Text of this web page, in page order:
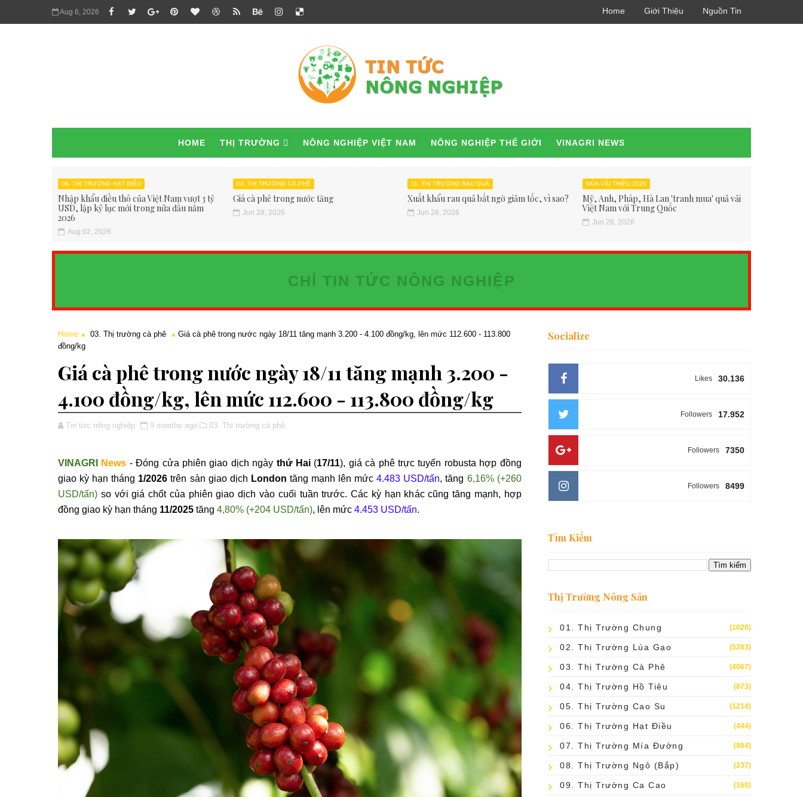
Aug 6, 2026 Home Giới Thiệu Nguồn Tin
HOME THỊ TRƯỜNG NÔNG NGHIỆP VIỆT NAM NÔNG NGHIỆP THẾ GIỚI VINAGRI NEWS
06. THỊ TRƯỜNG HẠT ĐIỀU
Nhập khẩu điều thô của Việt Nam vượt 3 tỷ
USD, lập kỷ lục mới trong nửa đầu năm
2026
Aug 02, 2026
03. THỊ TRƯỜNG CÀ PHÊ
Giá cà phê trong nước tăng
Jun 28, 2026
11. THỊ TRƯỜNG RAU QUẢ
Xuất khẩu rau quả bất ngờ giảm tốc, vì sao?
Jun 28, 2026
MÙA VẢI THIỀU 2026
Mỹ, Anh, Pháp, Hà Lan 'tranh mua' quả vải
Việt Nam với Trung Quốc
Jun 28, 2026
CHỈ TIN TỨC NÔNG NGHIỆP
Home 03. Thị trường cà phê
Giá cà phê trong nước ngày 18/11 tăng mạnh 3.200 - 4.100 đồng/kg, lên mức 112.600 - 113.800
đồng/kg
Giá cà phê trong nước ngày 18/11 tăng mạnh 3.200 -
4.100 đồng/kg, lên mức 112.600 - 113.800 đồng/kg
Tin tức nông nghiệp 9 months ago 03. Thị trường cà phê,
VINAGRI News -Đóng cửa phiên giao dịch ngày thứ Hai (17/11), giá cà phê trực tuyến robusta hợp đồng
giao kỳ hạn tháng 1/2026 trên sàn giao dịch London tăng mạnh lên mức 4.483 USD/tấn, tăng 6,16% (+260
USD/tấn) so với giá chốt của phiên giao dịch vào cuối tuần trước. Các kỳ hạn khác cũng tăng mạnh, hợp
đồng giao kỳ hạn tháng 11/2025 tăng 4,80% (+204 USD/tấn), l ên mức 4.453 USD/tấn.
Socialize
30.136
Likes
17.952
Followers
7350
Followers
8499
Followers
Tìm Kiếm
Thị Trường Nông Sản
01. Thị Trường Chung (1020)
02. Thị Trường Lúa Gạo (5283)
03. Thị Trường Cà Phê (4067)
04. Thị Trường Hồ Tiêu (873)
05. Thị Trường Cao Su (1214)
06. Thị Trường Hạt Điều (444)
07. Thị Trường Mía Đường (984)
08. Thị Trường Ngô (bắp) (237)
09. Thị Trường Ca Cao (160)